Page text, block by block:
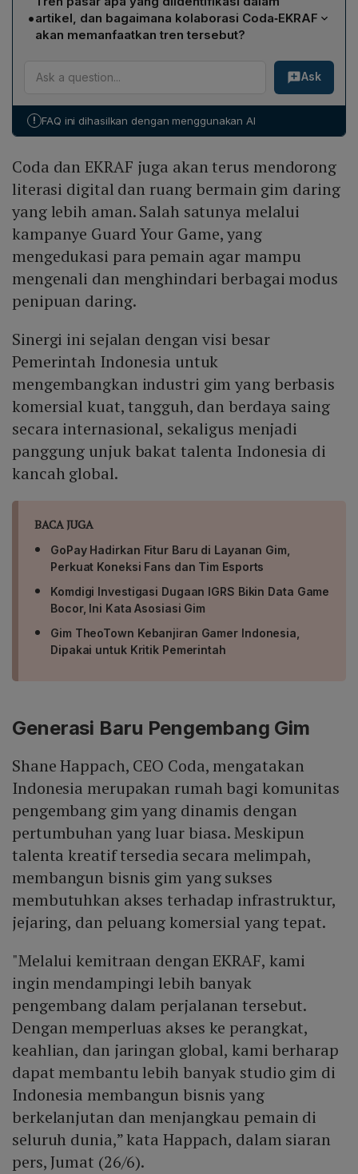
internasional serta meningkatkan daya saing global.
komersial Coda, pengembang akan memperoleh
pelatihan, perangkat teknis, serta dukungan pemasaran
menciptakan lingkungan bermain yang lebih aman,
memperkuat kemampuan mereka dalam membangun
bisnis berkelanjutan dan menjangkau pemain di seluruh
dunia.
•artikel, dan bagaimana kolaborasi Coda‑EKRAF
akan memanfaatkan tren tersebut?
Artikel mencatat peningkatan pendapatan industri game
Indonesia hingga US$1,5 miliar pada 2030,
pertumbuhan pembayaran out‑of‑app menjadi 38 % di
dan pembayaran lewat operator seluler. Coda akan
komersial, dan keahlian teknis agar pengembang dapat
mengoptimalkan pendapatan dari kanal‑kanal tersebut
dan menembus pasar global.
Ask
! FAQ ini dihasilkan dengan menggunakan AI
Coda dan EKRAF juga akan terus mendorong
literasi digital dan ruang bermain gim daring
yang lebih aman. Salah satunya melalui
kampanye Guard Your Game, yang
mengedukasi para pemain agar mampu
mengenali dan menghindari berbagai modus
penipuan daring.
Sinergi ini sejalan dengan visi besar
Pemerintah Indonesia untuk
mengembangkan industri gim yang berbasis
komersial kuat, tangguh, dan berdaya saing
secara internasional, sekaligus menjadi
panggung unjuk bakat talenta Indonesia di
kancah global.
BACA JUGA
GoPay Hadirkan Fitur Baru di Layanan Gim,
Perkuat Koneksi Fans dan Tim Esports
Komdigi Investigasi Dugaan IGRS Bikin Data Game
Bocor, Ini Kata Asosiasi Gim
Gim TheoTown Kebanjiran Gamer Indonesia,
Dipakai untuk Kritik Pemerintah
Generasi Baru Pengembang Gim
Shane Happach, CEO Coda, mengatakan
Indonesia merupakan rumah bagi komunitas
pengembang gim yang dinamis dengan
pertumbuhan yang luar biasa. Meskipun
talenta kreatif tersedia secara melimpah,
membangun bisnis gim yang sukses
membutuhkan akses terhadap infrastruktur,
jejaring, dan peluang komersial yang tepat.
"Melalui kemitraan dengan EKRAF, kami
ingin mendampingi lebih banyak
pengembang dalam perjalanan tersebut.
Dengan memperluas akses ke perangkat,
keahlian, dan jaringan global, kami berharap
dapat membantu lebih banyak studio gim di
Indonesia membangun bisnis yang
berkelanjutan dan menjangkau pemain di
seluruh dunia,” kata Happach, dalam siaran
pers, Jumat (26/6).